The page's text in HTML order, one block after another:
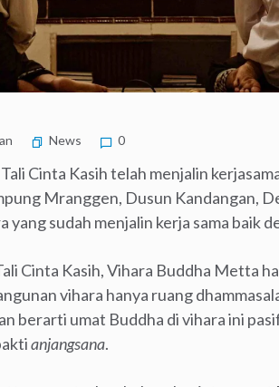
News 0
Cinta Kasih telah menjalin
Mranggen, Dusun Kandangan,
yang sudah menjalin kerja sama baik
Cinta Kasih, Vihara Buddha Metta
vihara hanya ruang
berarti umat Buddha di vihara ini
anjangsana.